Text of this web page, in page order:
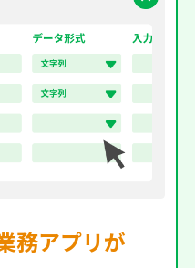
務アプリが